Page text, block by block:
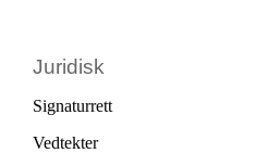
Juridisk
Signaturrett
Vedtekter